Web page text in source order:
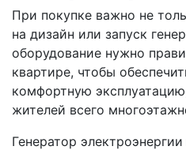
При покупке важно не
на дизайн или запуск
оборудование нужно
квартире, чтобы
комфортную
жителей всего
Генератор